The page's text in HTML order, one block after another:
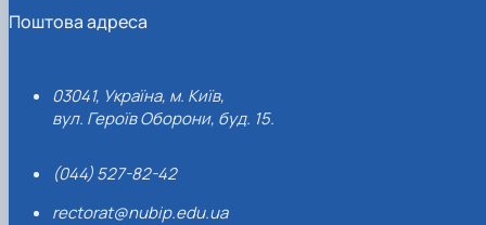
Поштова адреса
03041, Україна, м. Київ,
вул. Героїв Оборони, буд. 15.
(044) 527-82-42
rectorat@nubip.edu.ua